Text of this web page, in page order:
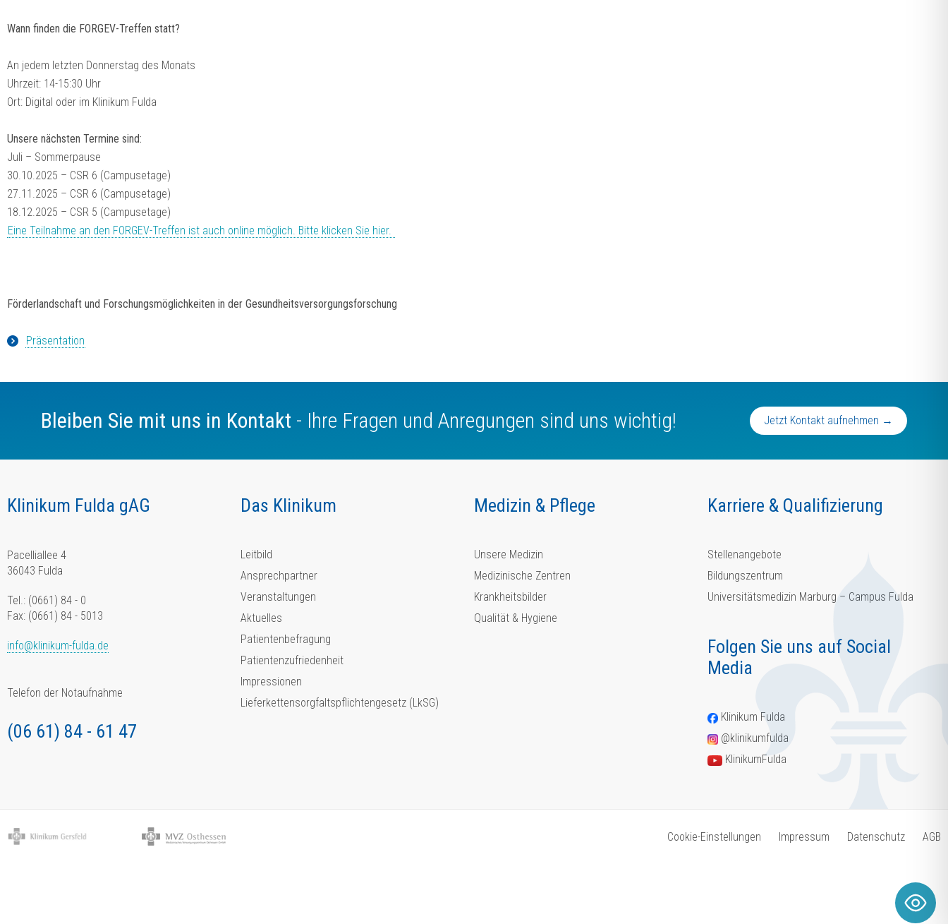
Wann finden die FORGEV-Treffen statt?
An jedem letzten Donnerstag des Monats
Uhrzeit: 14-15:30 Uhr
Ort: Digital oder im Klinikum Fulda
Unsere nächsten Termine sind:
Juli – Sommerpause
30.10.2025 – CSR 6 (Campusetage)
27.11.2025 – CSR 6 (Campusetage)
18.12.2025 – CSR 5 (Campusetage)
Eine Teilnahme an den FORGEV-Treffen ist auch online möglich. Bitte klicken Sie hier.
Förderlandschaft und Forschungsmöglichkeiten in der Gesundheitsversorgungsforschung
Präsentation
Bleiben Sie mit uns in Kontakt - Ihre Fragen und Anregungen sind uns wichtig! Jetzt Kontakt aufnehmen →
Klinikum Fulda gAG
Pacelliallee 4
36043 Fulda
Tel.: (0661) 84 - 0
Fax: (0661) 84 - 5013
info@klinikum-fulda.de
Telefon der Notaufnahme
(06 61) 84 - 61 47
Das Klinikum
Leitbild
Ansprechpartner
Veranstaltungen
Aktuelles
Patientenbefragung
Patientenzufriedenheit
Impressionen
Lieferkettensorgfaltspflichtengesetz (LkSG)
Medizin & Pflege
Unsere Medizin
Medizinische Zentren
Krankheitsbilder
Qualität & Hygiene
Karriere & Qualifizierung
Stellenangebote
Bildungszentrum
Universitätsmedizin Marburg – Campus Fulda
Folgen Sie uns auf Social
Media
Klinikum Fulda
@klinikumfulda
KlinikumFulda
Cookie-Einstellungen Impressum Datenschutz AGB